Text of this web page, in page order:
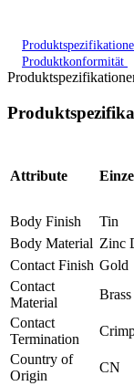
Produktkonformität
Attribute
Body Finish
Tin
Body Material Zinc
Contact Finish Gold
Contact
Material
Brass
Contact
Termination
Country of
Origin
CN